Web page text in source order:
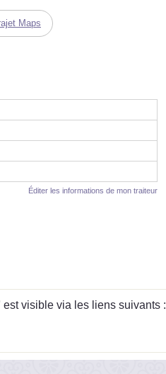
Maps
Éditer les informations de mon traiteur
visible via les liens suivants :